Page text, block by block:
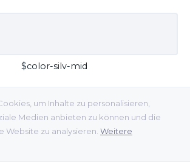
um Inhalte zu personalisieren,
Medien anbieten zu können und die
Website zu analysieren. Weitere
$color-silv-mid